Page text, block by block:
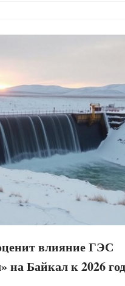
влияние ГЭС
на Байкал к 2026